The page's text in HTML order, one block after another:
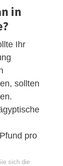
in
Ihr
sollten
pro
sich die